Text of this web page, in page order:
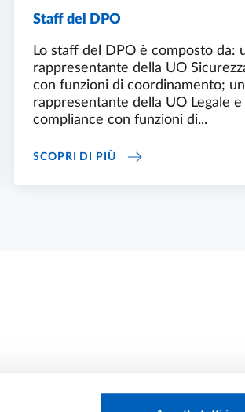
Staff del DPO
Lo staff del DPO è composto da:
rappresentante della UO
con funzioni di coordinamento; un
rappresentante della UO Legale e
compliance con funzioni di...
SCOPRI DI PIÙSTAFF DEL DPO